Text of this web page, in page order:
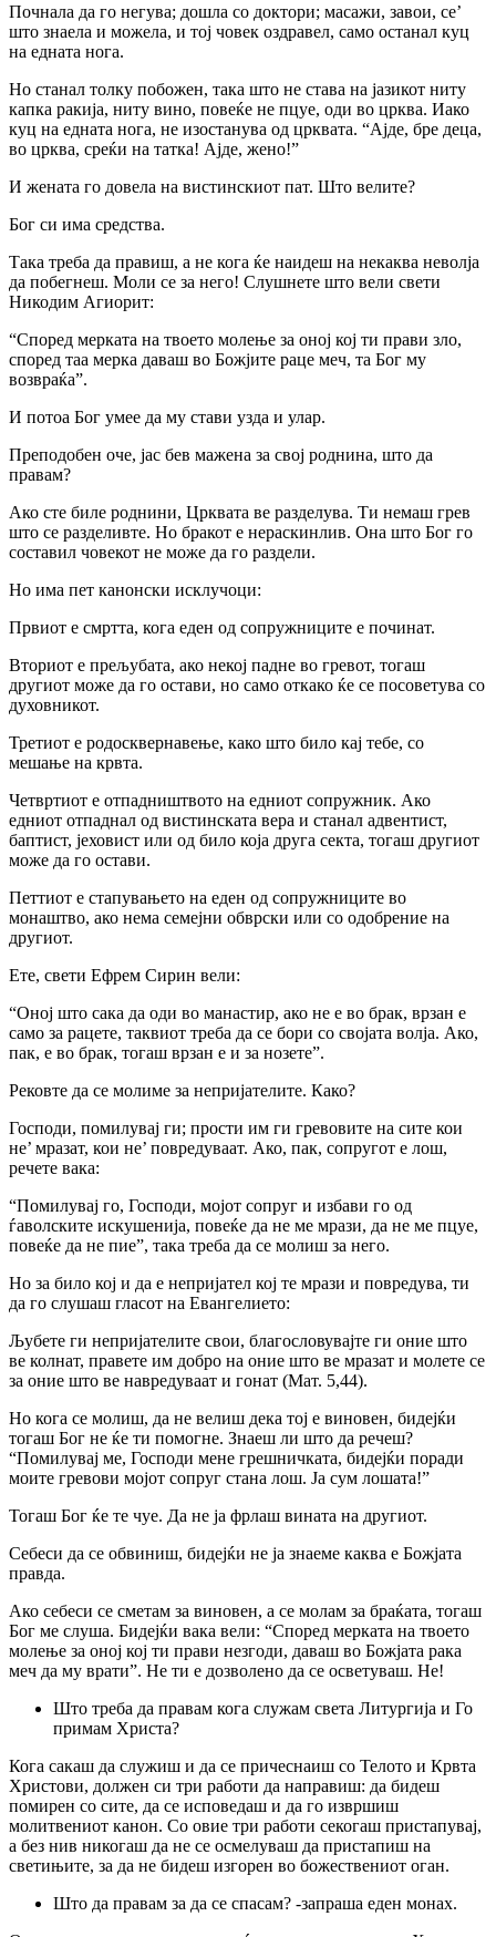
Почнала да го негува; дошла co доктори; масажи, завои, се’
што знаела и можела, и тој човек оздравел, само останал куц
на едната нога.
Ho станал толку побожен, така што не става на јазикот ниту
капка ракија, ниту вино, повеќе не пцуе, оди во црква. Иако
куц на едната нога, не изостанува од црквата. “Ајде, бре деца,
во црква, среќи на татка! Ајде, жено!”
И жената го довела на вистинскиот пат. Што велите?
Бог си има средства.
Така треба да правиш, a не кога ќе наидеш на некаква неволја
да побегнеш. Моли се за него! Слушнете што вели свети
Никодим Агиорит:
“Според мерката на твоето молење за оној кој ти прави зло,
според таа мерка даваш во Божјите раце меч, та Бог му
возвраќа”.
И потоа Бог умее да му стави узда и улар.
Преподобен оче, јас бев мажена за свој роднина, што да
правам?
Ако сте биле роднини, Црквата ве разделува. Ти немаш грев
што се разделивте. Но бракот е нераскинлив. Она што Бог го
составил човекот не може да го раздели.
Ho има пет канонски исклучоци:
Првиот е смртта, кога еден од сопружниците е починат.
Вториот е прељубата, ако некој падне во гревот, тогаш
другиот може да го остави, но само откако ќе се посоветува co
духовникот.
Третиот е родосквернавење, како што било кај тебе, co
мешање на крвта.
Четвртиот е отпадништвото на едниот сопружник. Ако
едниот отпаднал од вистинската вера и станал адвентист,
баптист, јеховист или од било која друга секта, тогаш другиот
може да го остави.
Петтиот е стапувањето на еден од сопружниците во
монаштво, ако нема семејни обврски или co одобрение на
другиот.
Ете, свети Ефрем Сирин вели:
“Оној што сака да оди во манастир, ако не е во брак, врзан е
само за рацете, таквиот треба да се бори co својата волја. Ако,
пак, е во брак, тогаш врзан е и за нозете”.
Рековте да се молиме за непријателите. Како?
Господи, помилувај ги; прости им ги гревовите на сите кои
не’ мразат, кои не’ повредуваат. Ако, пак, сопругот е лош,
речете вака:
“Помилувај го, Господи, мојот сопруг и избави го од
ѓаволските искушенија, повеќе да не ме мрази, да не ме пцуе,
повеќе да не пие”, така треба да се молиш за него.
Ho за било кој и да е непријател кој те мрази и повредува, ти
да го слушаш гласот на Евангелието:
Љубете ги непријателите свои, благословувајте ги оние што
ве колнат, правете им добро на оние што ве мразат и молете се
за оние што ве навредуваат и гонат (Мат. 5,44).
Ho кога се молиш, да не велиш дека тој е виновен, бидејќи
тогаш Бог не ќе ти помогне. Знаеш ли што да речеш?
“Помилувај ме, Господи мене грешничката, бидејќи поради
моите гревови мојот сопруг стана лош. Ја сум лошата!”
Тогаш Бог ќе те чуе. Да не ја фрлаш вината на другиот.
Себеси да се обвиниш, бидејќи не ја знаеме каква е Божјата
правда.
Ако себеси се сметам за виновен, a ce молам за браќата, тогаш
Бог ме слуша. Бидејќи вака вели: “Според мерката на твоето
молење за оној кој ти прави незгоди, даваш во Божјата рака
меч да му врати”. He ти е дозволено да се осветуваш. He!
Што треба да правам кога служам света Литургија и Го
примам Христа?
Кога сакаш да служиш и да се причеснаиш co Телото и Крвта
Христови, должен си три работи да направиш: да бидеш
помирен со сите, да се исповедаш и да го извршиш
молитвениот канон. Co овие три работи секогаш пристапувај,
а без нив никогаш да не се осмелуваш да пристапиш на
светињите, за да не бидеш изгорен во божествениот оган.
Што да правам за да се спасам? -запраша еден монах.